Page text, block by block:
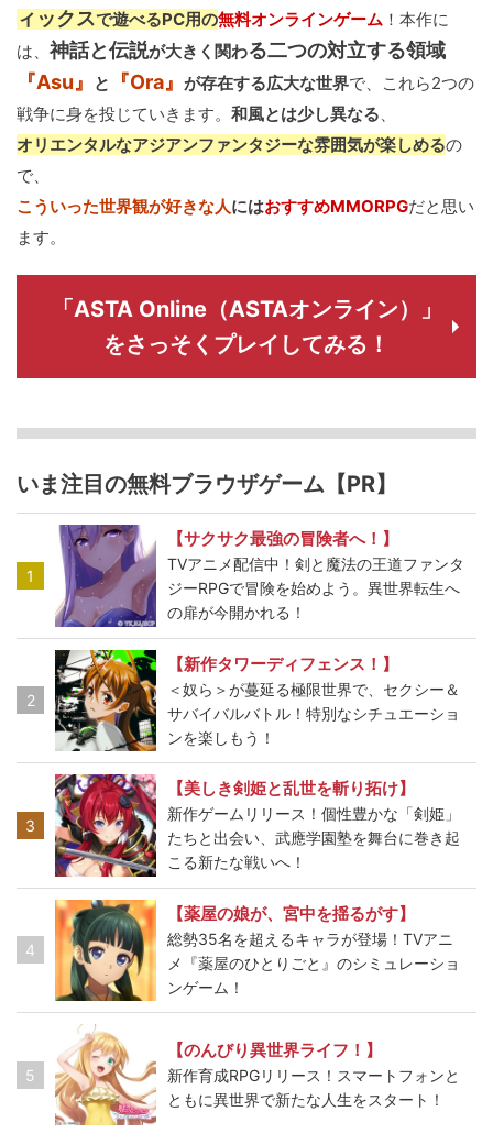
ィックスで遊べるPC用の無料オンラインゲーム ！本作に
は、 神話と伝説が大きく関わる二つの対立する領域
『Asu』
と 『Ora』 が存在する広大な世界で、これら2つの
戦争に身を投じていきます。 和風とは少し異なる、
オリエンタルなアジアンファンタジーな雰囲気が楽しめるの
で、
こういった世界観が好きな人にはおすすめMMORPGだと思い
ます。
「ASTA Online（ASTAオンライン）」
をさっそくプレイしてみる！
いま注目の無料ブラウザゲーム【PR】
1
【サクサク最強の冒険者へ！】
TVアニメ配信中！剣と魔法の王道ファンタ
ジーRPGで冒険を始めよう。異世界転生へ
の扉が今開かれる！
2
【新作タワーディフェンス！】
＜奴ら＞が蔓延る極限世界で、セクシー＆
サバイバルバトル！特別なシチュエーショ
ンを楽しもう！
3
【美しき剣姫と乱世を斬り拓け】
新作ゲームリリース！個性豊かな「剣姫」
たちと出会い、武應学園塾を舞台に巻き起
こる新たな戦いへ！
4
【薬屋の娘が、宮中を揺るがす】
総勢35名を超えるキャラが登場！TVアニ
メ『薬屋のひとりごと』のシミュレーショ
ンゲーム！
5
【のんびり異世界ライフ！】
新作育成RPGリリース！スマートフォンと
ともに異世界で新たな人生をスタート！